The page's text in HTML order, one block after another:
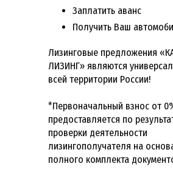
Заплатить аванс
Получить Ваш
Лизинговые предложения
ЛИЗИНГ» являются
всей территории России!
*Первоначальный взнос от
предоставляется по
проверки деятельности
лизингополучателя на
полного комплекта